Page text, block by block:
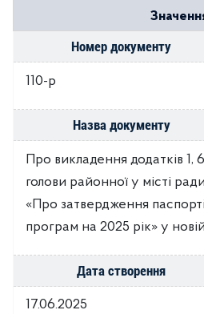
Номер документу
110-р
Назва документу
Про викладення додатків
голови районної у місті
«Про затвердження
програм на 2025 рік» у
Дата створення
17.06.2025